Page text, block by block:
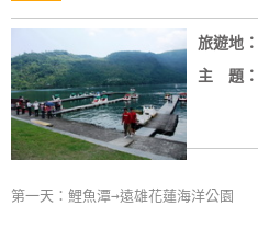
旅遊地：
主 題：
第一天：鯉魚潭→遠雄花蓮海洋公園